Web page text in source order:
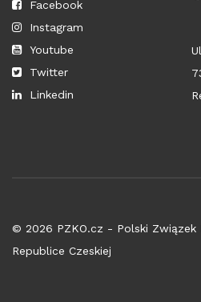
Facebook
Instagram
Youtube
Twitter
Linkedin
© 2026 PZKO.cz - Polski
Republice Czeskiej